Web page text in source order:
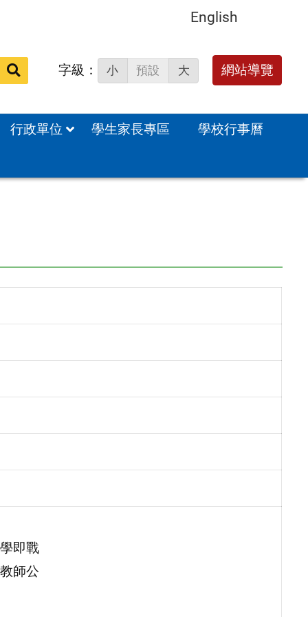
English
搜
字級： 小 預設 大 網站導覽
行政單位 學生家長專區 學校行事曆
即戰
師公